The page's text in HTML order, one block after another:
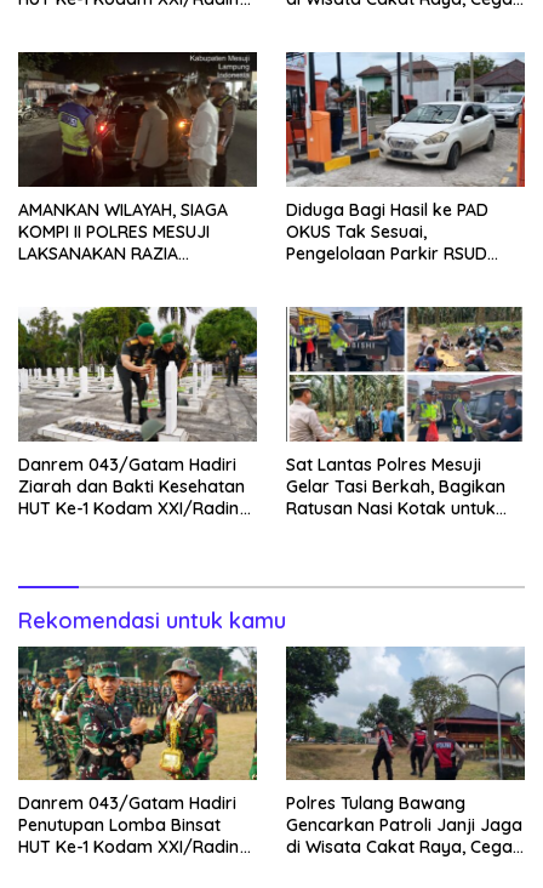
AMANKAN WILAYAH, SIAGA
KOMPI II POLRES MESUJI
LAKSANAKAN RAZIA
Diduga Bagi Hasil ke PAD
OKUS Tak Sesuai,
Pengelolaan Parkir RSUD
Danrem 043/Gatam Hadiri
Ziarah dan Bakti Kesehatan
HUT Ke-1 Kodam XXI/Radin
Sat Lantas Polres Mesuji
Gelar Tasi Berkah, Bagikan
Ratusan Nasi Kotak untuk
Rekomendasi untuk kamu
Danrem 043/Gatam Hadiri
Penutupan Lomba Binsat
HUT Ke-1 Kodam XXI/Radin
Polres Tulang Bawang
Gencarkan Patroli Janji Jaga
di Wisata Cakat Raya, Cegah